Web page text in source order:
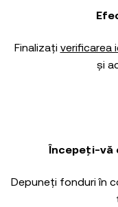
Finalizați verificarea
și
Începeți-vă
Depuneți fonduri în